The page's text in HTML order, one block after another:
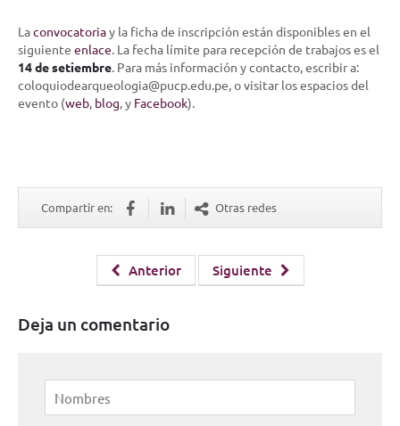
Laconvocatoriay la ficha de inscripción están disponibles en el
siguiente enlace. La fecha límite para recepción de trabajos es el
14 de setiembre. Para más información y contacto, escribir a:
coloquiodearqueologia@pucp.edu.pe, o visitar los espacios del
evento (web, blog, y Facebook).
Compartir en: Otras redes
Anterior Siguiente
Deja un comentario